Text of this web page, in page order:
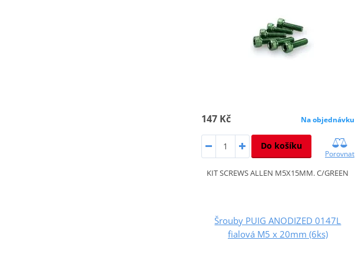
147 Kč Na objednávku
Do košíku
Porovnat
KIT SCREWS ALLEN M5X15MM. C/GREEN
Šrouby PUIG ANODIZED 0147L
fialová M5 x 20mm (6ks)